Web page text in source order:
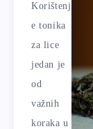
Korištenj
e tonika
za lice
jedan je
od
važnih
koraka u